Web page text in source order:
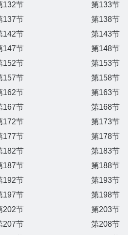
132节 第133节
137节 第138节
142节 第143节
147节 第148节
152节 第153节
157节 第158节
162节 第163节
167节 第168节
172节 第173节
177节 第178节
182节 第183节
187节 第188节
192节 第193节
197节 第198节
202节 第203节
207节 第208节